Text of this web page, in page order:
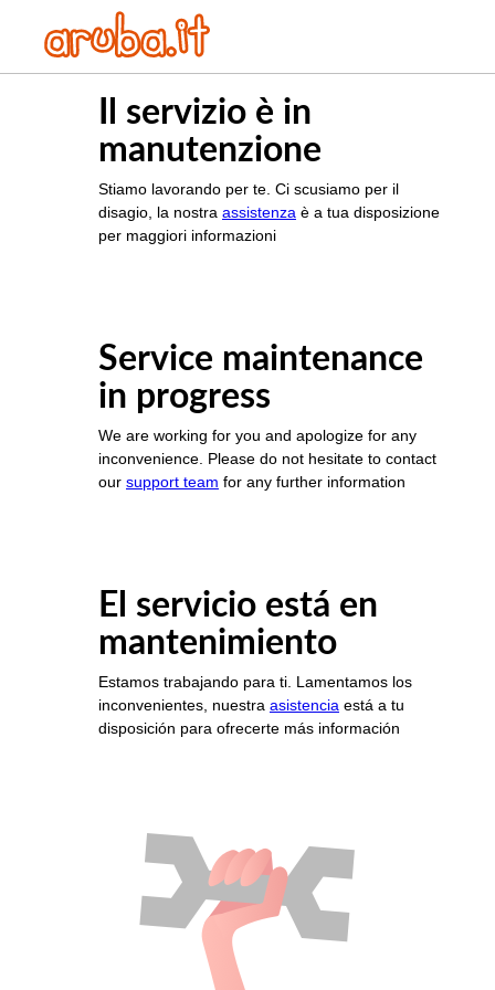
Il servizio è in
manutenzione
Stiamo lavorando per te. Ci scusiamo per il
disagio, la nostra assistenza è a tua disposizione
per maggiori informazioni
Service maintenance
in progress
We are working for you and apologize for any
inconvenience. Please do not hesitate to contact
our support team for any further information
El servicio está en
mantenimiento
Estamos trabajando para ti. Lamentamos los
inconvenientes, nuestra asistencia está a tu
disposición para ofrecerte más información